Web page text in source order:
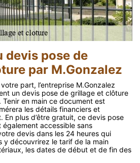
devis pose de
par M.Gonzalez
part, l’entreprise M.Gonzalez
un devis pose de grillage et clôture
Tenir en main ce document est
les détails financiers et
En plus d’être gratuit, ce devis pose
accessible sans
devis dans les 24 heures qui
y découvrirez le tarif de la main
les dates de début et de fin des